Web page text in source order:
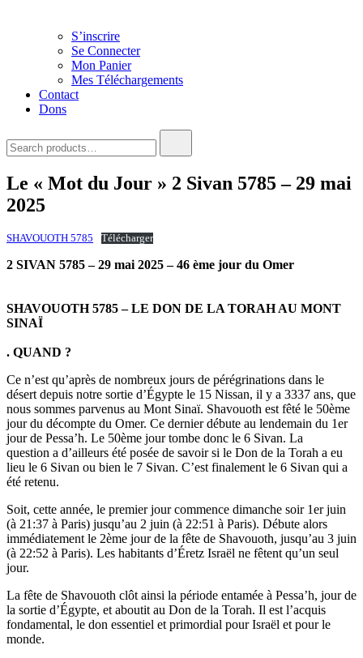
S’inscrire
Se Connecter
Mon Panier
Mes Téléchargements
Contact
Dons
for:
Le « Mot du Jour » 2 Sivan 5785 – 29 mai
2025
SHAVOUOTH 5785 Télécharger
2 SIVAN 5785 – 29 mai 2025 – 46 ème jour du Omer
SHAVOUOTH 5785 – LE DON DE LA TORAH AU MONT
SINAÏ
. QUAND ?
Ce n’est qu’après de nombreux jours de pérégrinations dans le
désert depuis notre sortie d’Égypte le 15 Nissan, il y a 3337 ans, que
nous sommes parvenus au Mont Sinaï. Shavouoth est fêté le 50ème
jour du décompte du Omer. Ce dernier débute au lendemain du 1er
jour de Pessa’h. Le 50ème jour tombe donc le 6 Sivan. La
question a d’ailleurs été posée de savoir si le Don de la Torah a eu
lieu le 6 Sivan ou bien le 7 Sivan. C’est finalement le 6 Sivan qui a
été retenu.
Soit, cette année, le premier jour commence dimanche soir 1er juin
(à 21:37 à Paris) jusqu’au 2 juin (à 22:51 à Paris). Débute alors
immédiatement le 2ème jour de la fête de Shavouoth, jusqu’au 3 juin
(à 22:52 à Paris). Les habitants d’Éretz Israël ne fêtent qu’un seul
jour.
La fête de Shavouoth clôt ainsi la période entamée à Pessa’h, jour de
la sortie d’Égypte, et aboutit au Don de la Torah. Il est l’acquis
fondamental, le don essentiel et primordial pour Israël et pour le
monde.